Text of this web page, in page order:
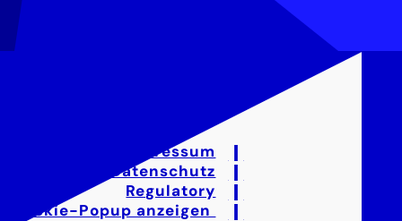
Impressum
Datenschutz
Regulatory
Cookie-Popup anzeigen